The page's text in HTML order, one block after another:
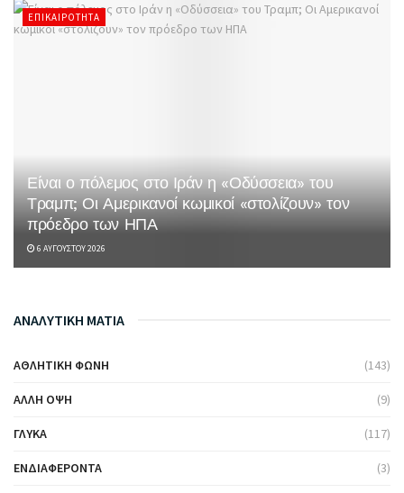
ΕΠΙΚΑΙΡΌΤΗΤΑ
Είναι ο πόλεμος στο Ιράν η «Οδύσσεια» του
Τραμπ; Οι Αμερικανοί κωμικοί «στολίζουν» τον
πρόεδρο των ΗΠΑ
6 ΑΥΓΟΎΣΤΟΥ 2026
ΑΝΑΛΥΤΙΚΗ ΜΑΤΙΑ
ΑΘΛΗΤΙΚΉ ΦΩΝΉ (143)
ΆΛΛΗ ΌΨΗ (9)
ΓΛΥΚΆ (117)
ΕΝΔΙΑΦΈΡΟΝΤΑ (3)